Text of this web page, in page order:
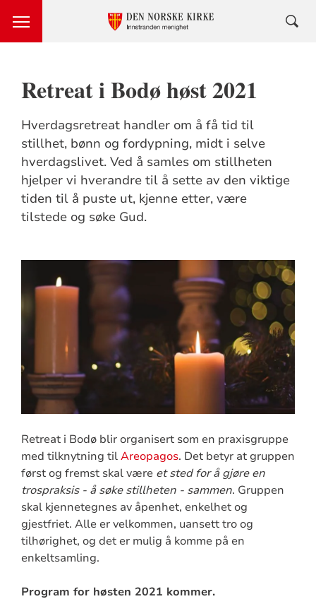
Retreat i Bodø høst 2021
Hverdagsretreat handler om å få tid til
stillhet, bønn og fordypning, midt i selve
hverdagslivet. Ved å samles om stillheten
hjelper vi hverandre til å sette av den viktige
tiden til å puste ut, kjenne etter, være
tilstede og søke Gud.
Retreat i Bodø blir organisert som en praxisgruppe
med tilknytning tilAreopagos. Det betyr at gruppen
først og fremst skal være et sted for å gjøre en
trospraksis - å søke stillheten - sammen. Gruppen
skal kjennetegnes av åpenhet, enkelhet og
gjestfriet. Alle er velkommen, uansett tro og
tilhørighet, og det er mulig å komme på en
enkeltsamling.
Program for høsten 2021 kommer.